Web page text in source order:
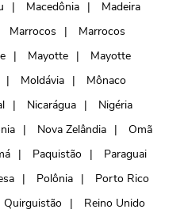
Macedônia
Madeira
Marrocos
Marrocos
Mayotte
Mayotte
Moldávia
Mônaco
Nicarágua
Nigéria
Nova Zelândia
Omã
Paquistão
Paraguai
Polônia
Porto Rico
Quirguistão
Reino Unido